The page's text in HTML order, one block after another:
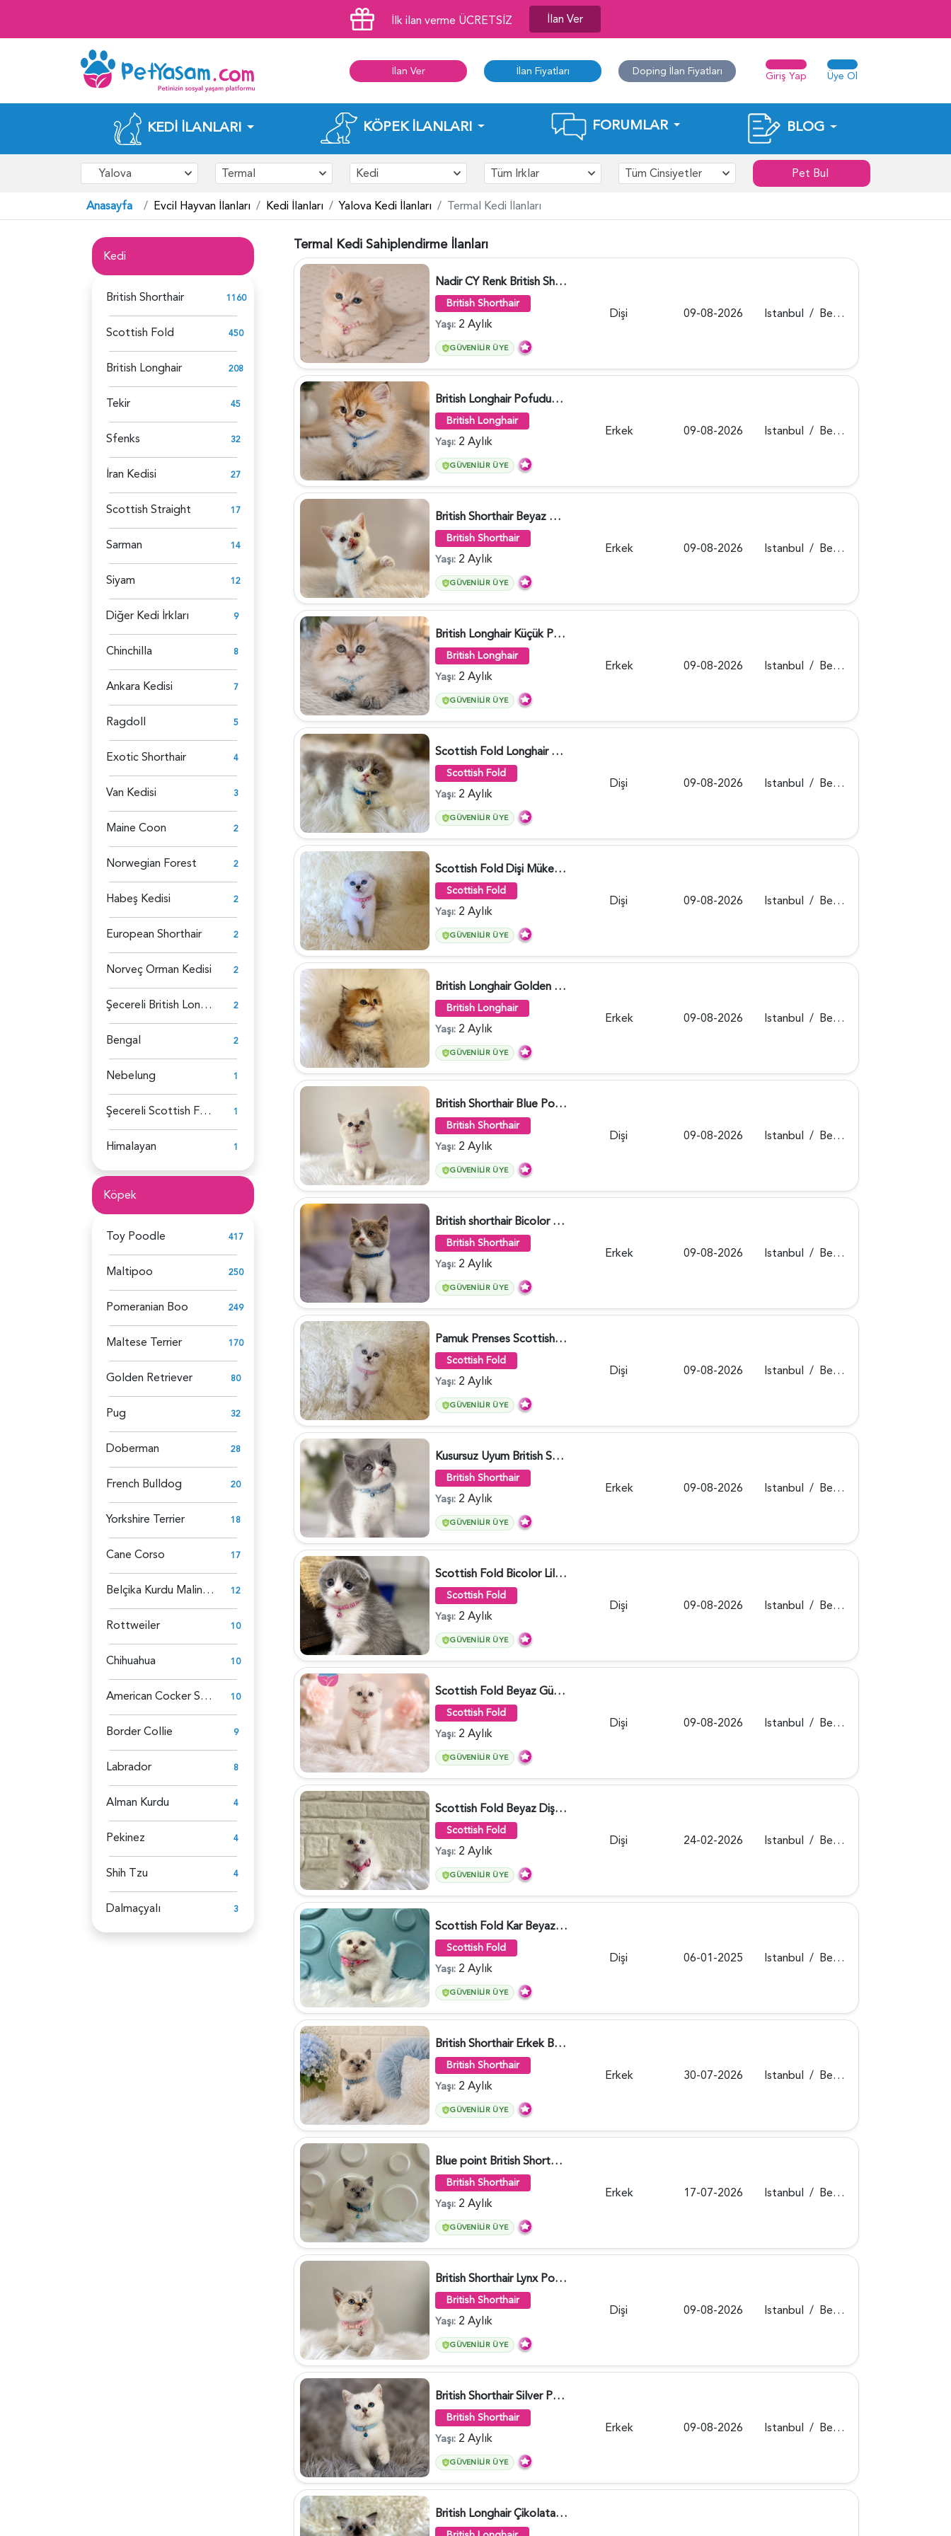
İlk ilan verme ÜCRETSİZ İlan Ver
İlan Ver İlan Fiyatları Doping İlan Fiyatları Giriş Yap Üye Ol
KEDI İLANLARI KÖPEK İLANLARI FORUMLAR BLOG
Yalova Termal Kedi Tüm Irklar Tüm Cinsiyetler Pet Bul
Anasayfa Evcil Hayvan İlanları Kedi İlanları Yalova Kedi İlanları Termal Kedi İlanları
Kedi
British Shorthair 1160
Scottish Fold 450
British Longhair 208
Tekir 45
Sfenks 32
İran Kedisi 27
Scottish Straight 17
Sarman 14
Siyam 12
Diğer Kedi İrkları 9
Chinchilla 8
Ankara Kedisi 7
Ragdoll 5
Exotic Shorthair 4
Van Kedisi 3
Maine Coon 2
Norwegian Forest 2
Habeş Kedisi 2
European Shorthair 2
Norveç Orman Kedisi 2
Şecereli British Longhair 2
Bengal 2
Nebelung 1
Şecereli Scottish Fold 1
Himalayan 1
Köpek
Toy Poodle 417
Maltipoo 250
Pomeranian Boo 249
Maltese Terrier 170
Golden Retriever 80
Pug 32
Doberman 28
French Bulldog 20
Yorkshire Terrier 18
Cane Corso 17
Belçika Kurdu Malinois 12
Rottweiler 10
Chihuahua 10
American Cocker Spaniel 10
Border Collie 9
Labrador 8
Alman Kurdu 4
Pekinez 4
Shih Tzu 4
Dalmaçyalı 3
Termal Kedi Sahiplendirme İlanları
Nadir CY Renk British Shorthair Prensesimiz - 6483
British Shorthair
Yaşı: 2 Aylık
GÜVENILIR ÜYE
Dişi 09-08-2026 Istanbul / Beykoz
British Longhair Pofuduk Yakışıklımız - 6481
British Longhair
Yaşı: 2 Aylık
GÜVENILIR ÜYE
Erkek 09-08-2026 Istanbul / Beykoz
British Shorthair Beyaz Pamuksu Yavrumuz - 6419
British Shorthair
Yaşı: 2 Aylık
GÜVENILIR ÜYE
Erkek 09-08-2026 Istanbul / Beykoz
British Longhair Küçük Prens Yuva Arıyor - 6480
British Longhair
Yaşı: 2 Aylık
GÜVENILIR ÜYE
Erkek 09-08-2026 Istanbul / Beykoz
Scottish Fold Longhair Lilac Bi Color 2 Aylık - 5908
Scottish Fold
Yaşı: 2 Aylık
GÜVENILIR ÜYE
Dişi 09-08-2026 Istanbul / Beykoz
Scottish Fold Dişi Mükemmel Yavrumuz - 5909
Scottish Fold
Yaşı: 2 Aylık
GÜVENILIR ÜYE
Dişi 09-08-2026 Istanbul / Beykoz
British Longhair Golden Erkek Yavrumuz - 5910
British Longhair
Yaşı: 2 Aylık
GÜVENILIR ÜYE
Erkek 09-08-2026 Istanbul / Beykoz
British Shorthair Blue Point Kızımız 2 Aylık - 5149
British Shorthair
Yaşı: 2 Aylık
GÜVENILIR ÜYE
Dişi 09-08-2026 Istanbul / Beykoz
British shorthair Bicolor Lilac Erkek - 5905
British Shorthair
Yaşı: 2 Aylık
GÜVENILIR ÜYE
Erkek 09-08-2026 Istanbul / Beykoz
Pamuk Prenses Scottish Fold Maviş Yavrumuz - 6009
Scottish Fold
Yaşı: 2 Aylık
GÜVENILIR ÜYE
Dişi 09-08-2026 Istanbul / Beykoz
Kusursuz Uyum British Shorthair Bi Color Erkek - 6011
British Shorthair
Yaşı: 2 Aylık
GÜVENILIR ÜYE
Erkek 09-08-2026 Istanbul / Beykoz
Scottish Fold Bicolor Lilac Dişi - 6014
Scottish Fold
Yaşı: 2 Aylık
GÜVENILIR ÜYE
Dişi 09-08-2026 Istanbul / Beykoz
Scottish Fold Beyaz Güzellik 2 Aylık - 4690
Scottish Fold
Yaşı: 2 Aylık
GÜVENILIR ÜYE
Dişi 09-08-2026 Istanbul / Beykoz
Scottish Fold Beyaz Dişi Baby Face 2 Aylık - 3704
Scottish Fold
Yaşı: 2 Aylık
GÜVENILIR ÜYE
Dişi 24-02-2026 Istanbul / Beykoz
Scottish Fold Kar Beyazı Dişi 2 Aylık - 2980
Scottish Fold
Yaşı: 2 Aylık
GÜVENILIR ÜYE
Dişi 06-01-2025 Istanbul / Beykoz
British Shorthair Erkek Bluepoint 2 Aylık - 4448
British Shorthair
Yaşı: 2 Aylık
GÜVENILIR ÜYE
Erkek 30-07-2026 Istanbul / Beykoz
Blue point British Shorthair Kedim 2 Aylık - 4132
British Shorthair
Yaşı: 2 Aylık
GÜVENILIR ÜYE
Erkek 17-07-2026 Istanbul / Beykoz
British Shorthair Lynx Point Dişi Yavrumuz Yuva Arıyor - 5148
British Shorthair
Yaşı: 2 Aylık
GÜVENILIR ÜYE
Dişi 09-08-2026 Istanbul / Beykoz
British Shorthair Silver Point Erkek 2 Aylık - 6122
British Shorthair
Yaşı: 2 Aylık
GÜVENILIR ÜYE
Erkek 09-08-2026 Istanbul / Beykoz
British Longhair Çikolata Nadir Renk Göz Kamaştırıcı - 6117